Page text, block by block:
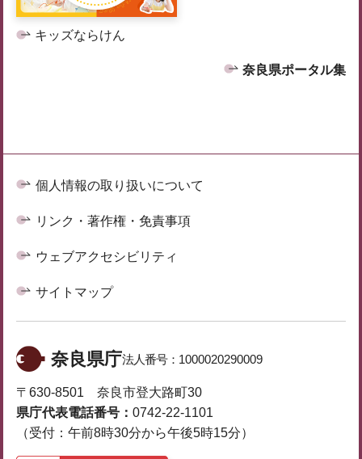
キッズならけん
奈良県ポータル集
個人情報の取り扱いについて
リンク・著作権・免責事項
ウェブアクセシビリティ
サイトマップ
奈良県庁法人番号： 1000020290009
〒630-8501 奈良市登大路町30
県庁代表電話番号： 0742-22-1101
（受付：午前8時30分から午後5時15分）